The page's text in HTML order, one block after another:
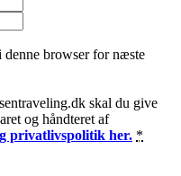
browser for næste
skal du give
og håndteret af
privatlivspolitik her. *